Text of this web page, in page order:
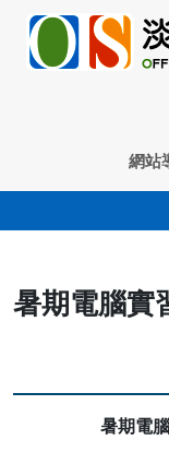
網站
暑期電腦實
暑期電腦實